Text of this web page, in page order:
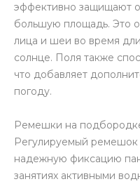
эффективно защищают
большую площадь. Это
лица и шеи во время
солнце. Поля также
что добавляет
погоду.
Ремешки на
Регулируемый
надежную фиксацию
занятиях активными